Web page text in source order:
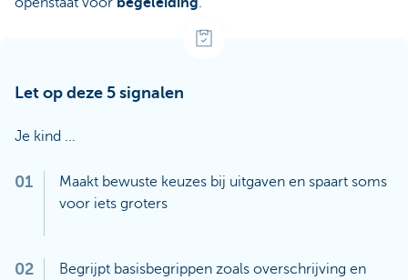
Let op deze 5 signalen
Je kind ...
01
Maakt bewuste keuzes bij uitgaven en spaart soms
voor iets groters
02
Begrijpt basisbegrippen zoals overschrijving en